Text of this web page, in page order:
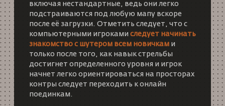
включая нестандартные, ведь они легко
подстраиваются под любую мапу вскоре
после её загрузки. Отметить следует, что с
компьютерными игроками следует начинать
знакомство с шутером всем новичками
только после того, как навык стрельбы
достигнет определенного уровня и игрок
начнет легко ориентироваться на просторах
контры следует переходить к онлайн
поединкам.